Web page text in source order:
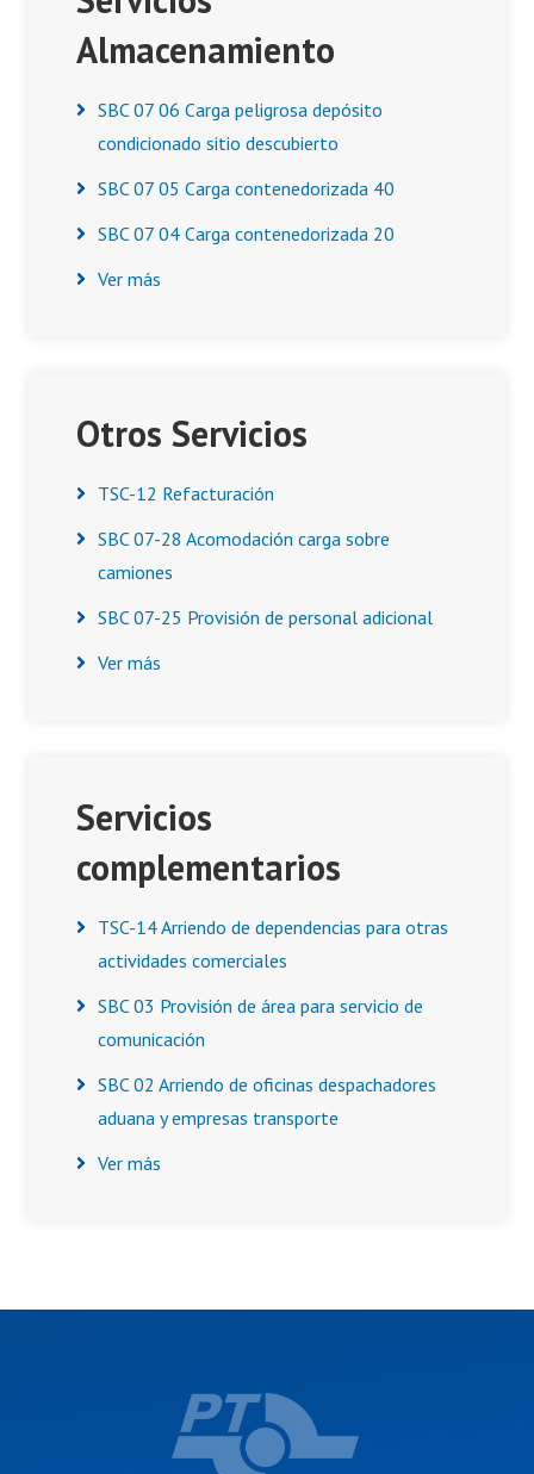
Almacenamiento
SBC 07 06 Carga peligrosa depósito
condicionado sitio descubierto
SBC 07 05 Carga contenedorizada 40
SBC 07 04 Carga contenedorizada 20
Ver más
Otros Servicios
TSC-12 Refacturación
SBC 07-28 Acomodación carga sobre
camiones
SBC 07-25 Provisión de personal adicional
Ver más
Servicios
complementarios
TSC-14 Arriendo de dependencias para otras
actividades comerciales
SBC 03 Provisión de área para servicio de
comunicación
SBC 02 Arriendo de oficinas despachadores
aduana y empresas transporte
Ver más